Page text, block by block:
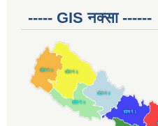
----- GIS नक्सा ------